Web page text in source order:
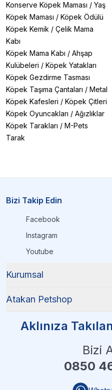
Konserve Köpek Maması / Yaş
Köpek Maması / Köpek Ödülü
Köpek Kemik / Çelik Mama
Kabı
Köpek Mama Kabı / Ahşap
Kulübeleri / Köpek Yatakları
Köpek Gezdirme Tasması
Köpek Taşıma Çantaları / Metal
Köpek Kafesleri / Köpek Çitleri
Köpek Oyuncakları / Ağızlıklar
Köpek Tarakları / M-Pets
Tarak
Bizi Takip Edin
Facebook
Instagram
Youtube
Kurumsal
Atakan Petshop
Aklınıza
Bizi
0850